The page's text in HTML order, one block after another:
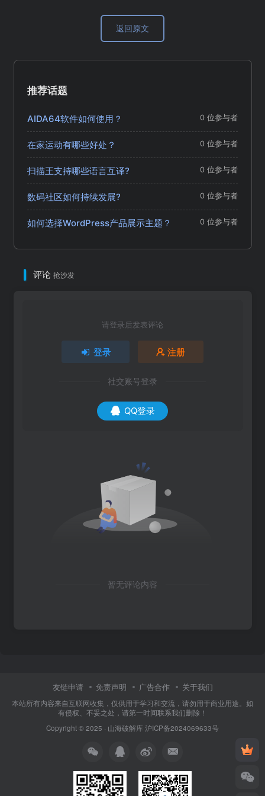
返回原文
推荐话题
AIDA64软件如何使用？ 0 位参与者
在家运动有哪些好处？ 0 位参与者
扫描王支持哪些语言互译? 0 位参与者
数码社区如何持续发展? 0 位参与者
如何选择WordPress产品展示主题？ 0 位参与者
评论 抢沙发
请登录后发表评论
登录 注册
社交账号登录
QQ登录
暂无评论内容
友链申请 免责声明 广告合作 关于我们
本站所有内容来自互联网收集，仅供用于学习和交流，请勿用于商业用途。如
有侵权、不妥之处，请第一时间联系我们删除！
Copyright © 2025 · 山海破解库沪ICP备2024069633号